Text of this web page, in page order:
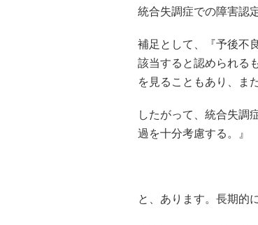
統合失調症での障害認
補足として、『予後不
該当すると認められる
を見ることもあり、ま
したがって、統合失調
過を十分考慮する。』
と、あります。長期的